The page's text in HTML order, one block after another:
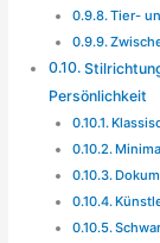
Tier-
Persönlichkeit